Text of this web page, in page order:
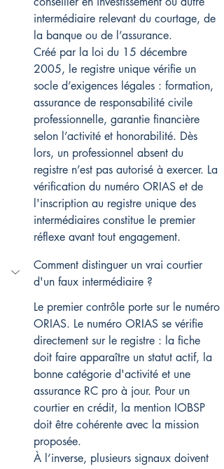
intermédiaire relevant du courtage, de
la banque ou de l’assurance.
Créé par la loi du 15 décembre
2005, le registre unique vérifie un
socle d’exigences légales : formation,
assurance de responsabilité civile
professionnelle, garantie financière
selon l’activité et honorabilité. Dès
lors, un professionnel absent du
registre n’est pas autorisé à exercer. La
vérification du numéro ORIAS et de
l'inscription au registre unique des
intermédiaires constitue le premier
réflexe avant tout engagement.
Comment distinguer un vrai courtier
d'un faux intermédiaire ?
Le premier contrôle porte sur le numéro
ORIAS. Le numéro ORIAS se vérifie
directement sur le registre : la fiche
doit faire apparaître un statut actif, la
bonne catégorie d'activité et une
assurance RC pro à jour. Pour un
courtier en crédit, la mention IOBSP
doit être cohérente avec la mission
proposée.
À l’inverse, plusieurs signaux doivent